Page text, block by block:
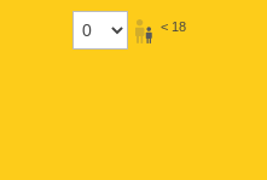
< 18